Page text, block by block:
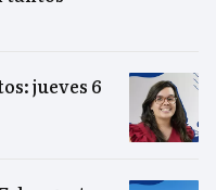
jueves 6